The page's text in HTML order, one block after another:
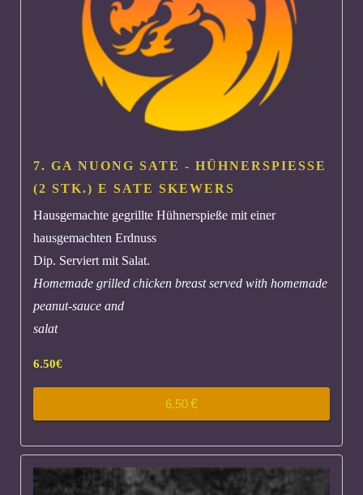
7. GA NUONG SATE - HÜHNERSPIESSE
(2 STK.) E SATE SKEWERS
Hausgemachte gegrillte Hühnerspieße mit einer
hausgemachten Erdnuss
Dip. Serviert mit Salat.
Homemade grilled chicken breast served with homemade
peanut-sauce and
salat
6.50€
6.50€